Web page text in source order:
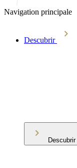
Navigation principale
Descubrir
Descubrir